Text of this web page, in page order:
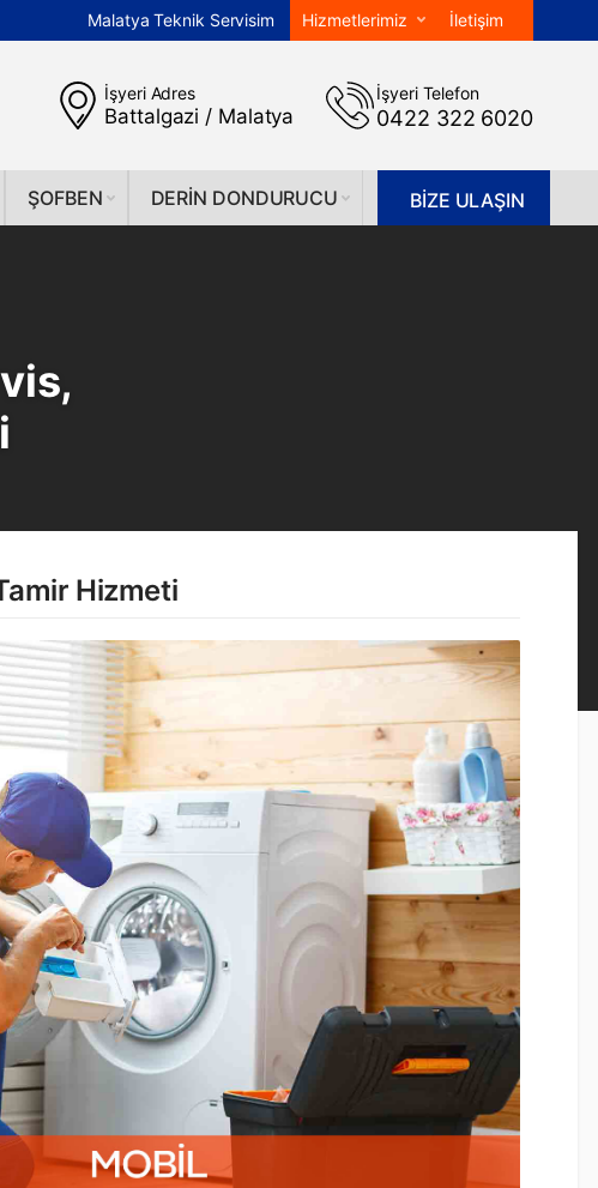
Malatya Teknik Servisim Hizmetlerimiz İletişim
ŞOFBEN DERIN DONDURUCU BİZE ULAŞIN
İşyeri Adres
Battalgazi / Malatya
İşyeri Telefon
0422 322 6020
Hizmeti